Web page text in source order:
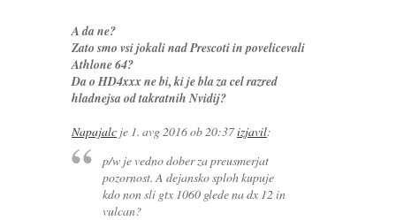
A da ne?
Zato smo vsi jokali nad Prescoti in povelicevali
Athlone 64?
Da o HD4xxx ne bi, ki je bla za cel razred
hladnejsa od takratnih Nvidij?
Napajalc je 1. avg 2016 ob 20:37izjavil:
p/w je vedno dober za preusmerjat
pozornost. A dejansko sploh kupuje
kdo non sli gtx 1060 glede na dx 12 in
vulcan?